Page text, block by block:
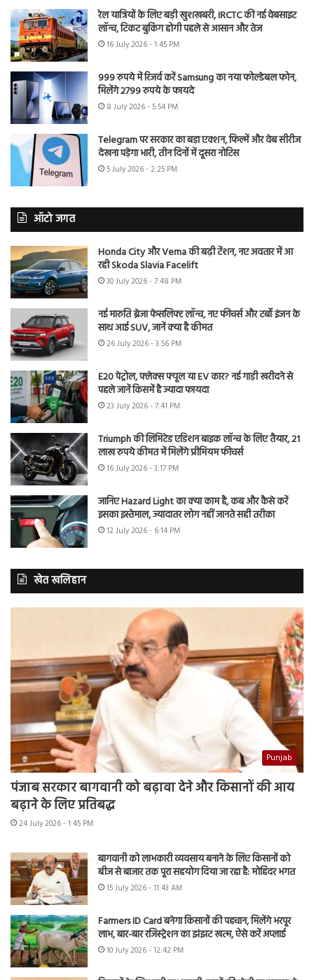
रेल यात्रियों के लिए बड़ी खुशखबरी, IRCTC की नई वेबसाइट
लॉन्च, टिकट बुकिंग होगी पहले से आसान और तेज
16 July 2026 - 1:45 PM
999 रुपये में रिजर्व करें Samsung का नया फोल्डेबल फोन,
मिलेंगे 2799 रुपये के फायदे
8 July 2026 - 5:54 PM
Telegram पर सरकार का बड़ा एक्शन, फिल्में और वेब सीरीज
देखना पड़ेगा भारी, तीन दिनों में दूसरा नोटिस
5 July 2026 - 2:25 PM
ऑटो जगत
Honda City और Verna की बढ़ी टेंशन, नए अवतार में आ
रही Skoda Slavia Facelift
30 July 2026 - 7:48 PM
नई मारुति ब्रेजा फेसलिफ्ट लॉन्च, नए फीचर्स और टर्बो इंजन के
साथ आई SUV, जानें क्या है कीमत
26 July 2026 - 3:56 PM
E20 पेट्रोल, फ्लेक्स फ्यूल या EV कार? नई गाड़ी खरीदने से
पहले जानें किसमें है ज्यादा फायदा
23 July 2026 - 7:41 PM
Triumph की लिमिटेड एडिशन बाइक लॉन्च के लिए तैयार, 21
लाख रुपये कीमत में मिलेंगे प्रीमियम फीचर्स
16 July 2026 - 3:17 PM
जानिए Hazard Light का क्या काम है, कब और कैसे करें
इसका इस्तेमाल, ज्यादातर लोग नहीं जानते सही तरीका
12 July 2026 - 6:14 PM
खेत खलिहान
Punjab
पंजाब सरकार बागवानी को बढ़ावा देने और किसानों की आय
बढ़ाने के लिए प्रतिबद्ध
24 July 2026 - 1:45 PM
बागवानी को लाभकारी व्यवसाय बनाने के लिए किसानों को
बीज से बाजार तक पूरा सहयोग दिया जा रहा है: मोहिंदर भगत
15 July 2026 - 11:43 AM
Farmers ID Card बनेगा किसानों की पहचान, मिलेंगे भरपूर
लाभ, बार-बार रजिस्ट्रेशन का झंझट खत्म, ऐसे करें अप्लाई
10 July 2026 - 12:42 PM